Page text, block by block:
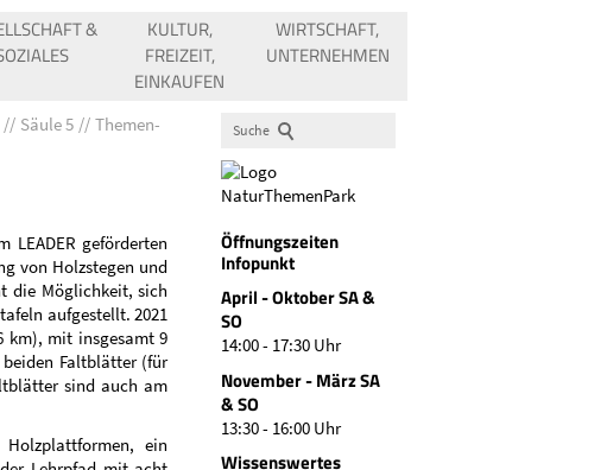
&
KULTUR,
FREIZEIT,
EINKAUFEN
WIRTSCHAFT,
UNTERNEHMEN
Säule 5
Themen-
geförderten
von Holzstegen und
die Möglichkeit, sich
aufgestellt. 2021
km), mit insgesamt 9
Faltblätter (für
sind auch am
ein
Suche
Öffnungszeiten
Infopunkt
April - Oktober SA &
SO
14:00 - 17:30 Uhr
November - März SA
& SO
13:30 - 16:00 Uhr
Wissenswertes